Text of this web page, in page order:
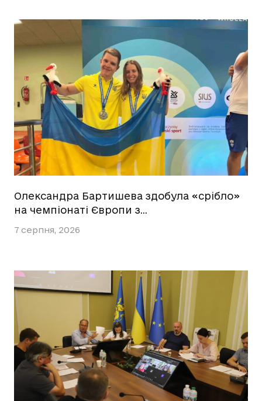
Олександра Бартишева здобула «срібло»
на чемпіонаті Європи з…
7 серпня, 2026